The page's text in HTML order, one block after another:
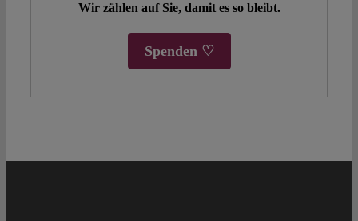
Wir zählen auf Sie, damit es so bleibt.
Spenden ♡